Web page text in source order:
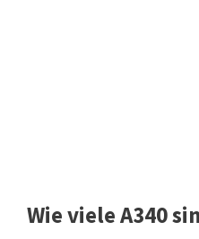
Wie viele A340